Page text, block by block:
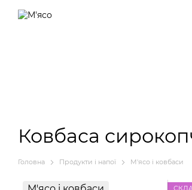
Ковбаса
Головна Продукти і напої М'ясо і ковбаси